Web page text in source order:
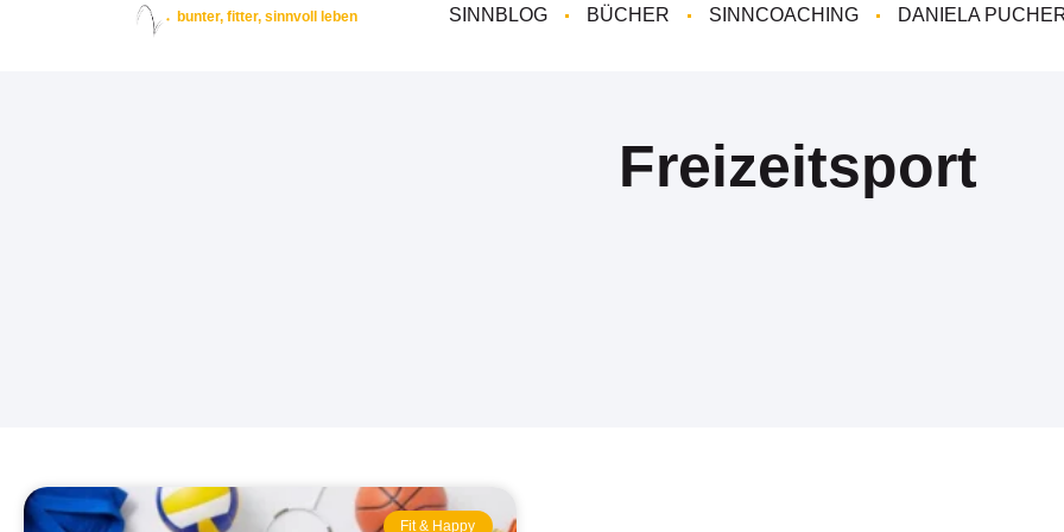
bunter, fitter, sinnvoll leben SINNBLOG BÜCHER SINNCOACHING DANIELA
Freizeitsport
Fit & Happy